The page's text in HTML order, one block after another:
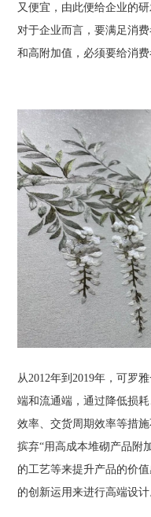
又便宜，由此便给企业的
对于企业而言，要满足消
和高附加值，必须要给消
从2012年到2019年，可罗
端和流通端，通过降低损
效率、交货周期效率等措
摈弃“用高成本堆砌产品附
的工艺等来提升产品的价
的创新运用来进行高端设计